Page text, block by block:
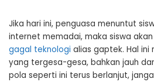
Jika hari ini, penguasa menuntut
internet memadai, maka siswa
gagal teknologi alias gaptek. Hal ini
yang tergesa-gesa, bahkan jauh
pola seperti ini terus berlanjut,